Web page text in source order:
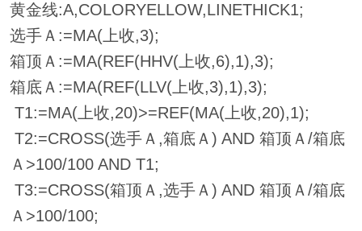
黄金线:A,COLORYELLOW,LINETHICK1;
选手Ａ:=MA(上收,3);
箱顶Ａ:=MA(REF(HHV(上收,6),1),3);
箱底Ａ:=MA(REF(LLV(上收,3),1),3);
T1:=MA(上收,20)>=REF(MA(上收,20),1);
T2:=CROSS(选手Ａ,箱底Ａ) AND 箱顶Ａ/箱底
Ａ>100/100 AND T1;
T3:=CROSS(箱顶Ａ,选手Ａ) AND 箱顶Ａ/箱底
Ａ>100/100;